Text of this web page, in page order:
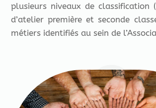
plusieurs niveaux de classification
d’atelier première et seconde
métiers identifiés au sein de